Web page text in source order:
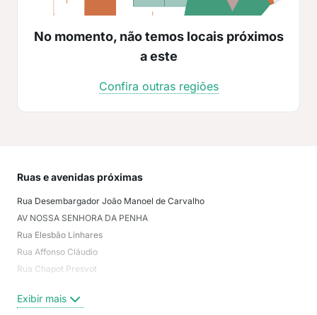
No momento, não temos locais próximos
a este
Confira outras regiões
Ruas e avenidas próximas
Rua Desembargador João Manoel de Carvalho
AV NOSSA SENHORA DA PENHA
Rua Elesbão Linhares
Rua Affonso Cláudio
Rua Chapot Presvot
Avenida Nossa Senhora da Penha
Exibir mais